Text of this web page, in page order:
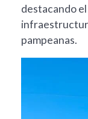
destacando
pampeanas.